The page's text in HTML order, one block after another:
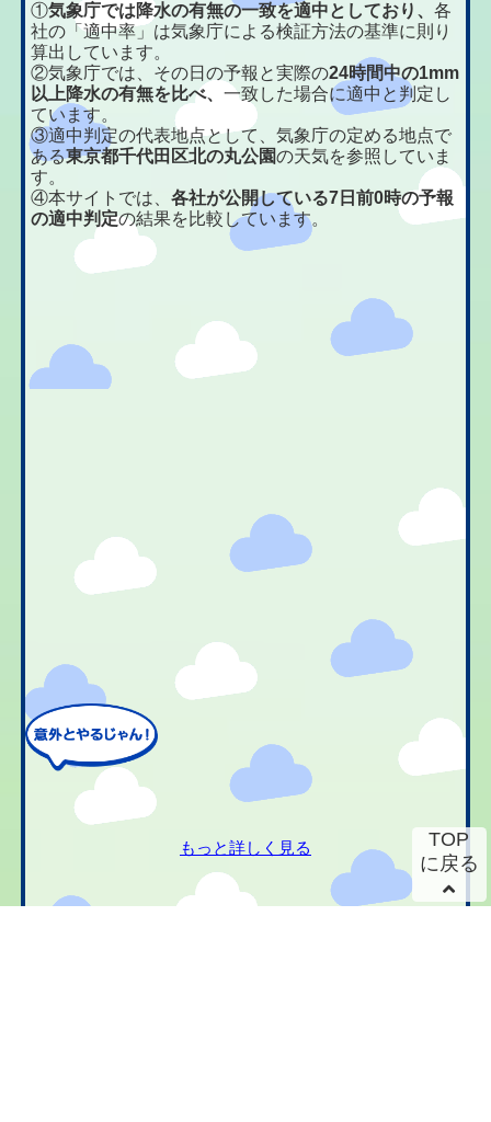
①気象庁では降水の有無の一致を適中としており、各
社の「適中率」は気象庁による検証方法の基準に則り
算出しています。
②気象庁では、その日の予報と実際の24時間中の1mm
以上降水の有無を比べ、一致した場合に適中と判定し
ています。
③適中判定の代表地点として、気象庁の定める地点で
ある東京都千代田区北の丸公園の天気を参照していま
す。
④本サイトでは、各社が公開している7日前0時の予報
の適中判定の結果を比較しています。
もっと詳しく見る
TOP
に戻る